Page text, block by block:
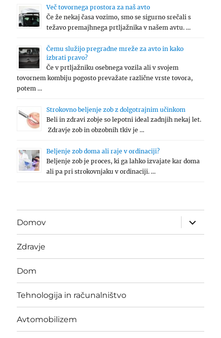
Več tovornega prostora za naš avto
Če že nekaj časa vozimo, smo se sigurno srečali s
težavo premajhnega prtljažnika v našem avtu. …
Čemu služijo pregradne mreže za avto in kako
izbrati pravo?
Če v prtljažniku osebnega vozila ali v svojem
tovornem kombiju pogosto prevažate različne vrste tovora,
potem …
Strokovno beljenje zob z dolgotrajnim učinkom
Beli in zdravi zobje so lepotni ideal zadnjih nekaj let.
Zdravje zob in obzobnih tkiv je …
Beljenje zob doma ali raje v ordinaciji?
Beljenje zob je proces, ki ga lahko izvajate kar doma
ali pa pri strokovnjaku v ordinaciji. …
Domov
expand
child
menu
Zdravje
Dom
Tehnologija in računalništvo
Avtomobilizem